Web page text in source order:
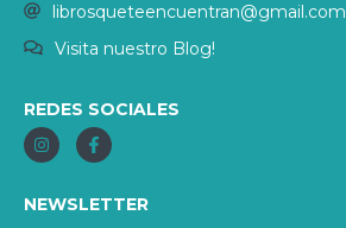
librosqueteencuentran@gmail.com
Visita nuestro Blog!
REDES SOCIALES
NEWSLETTER